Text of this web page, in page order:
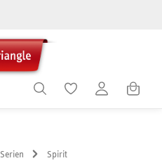
Serien Spirit